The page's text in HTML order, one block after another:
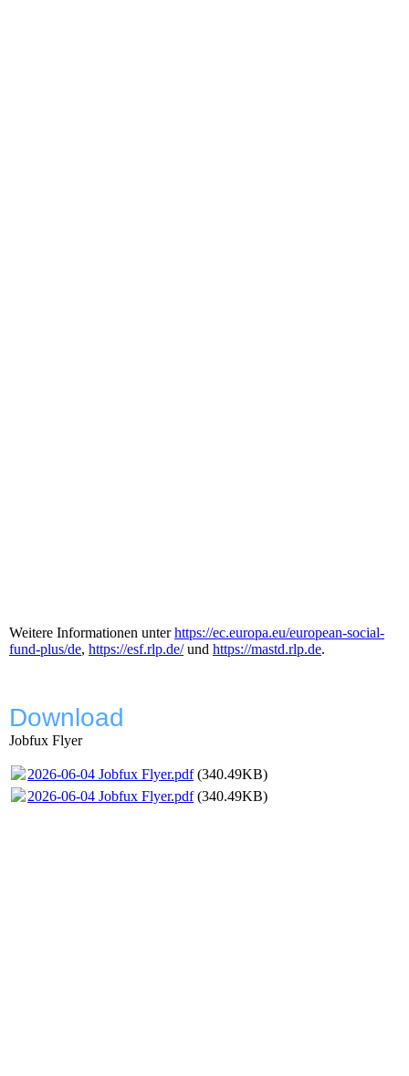
Weitere Informationen unterhttps://ec.europa.eu/european-social-
fund-plus/de, https://esf.rlp.de/und https://mastd.rlp.de.
Download
Jobfux Flyer
2026-06-04 Jobfux Flyer.pdf(340.49KB)
2026-06-04 Jobfux Flyer.pdf(340.49KB)